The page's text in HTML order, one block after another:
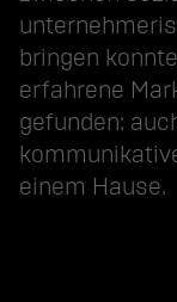
bringen
erfahrene
gefunden:
einem Hause.